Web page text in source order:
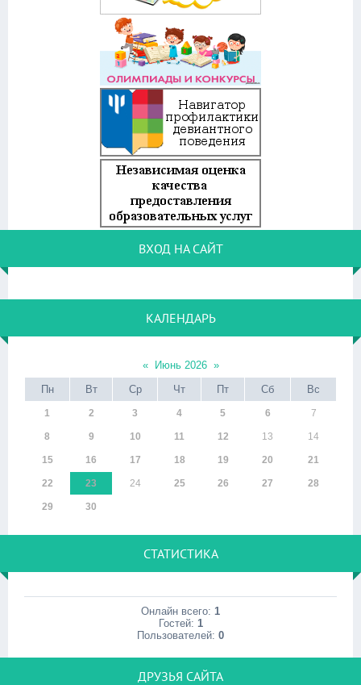
ВХОД НА САЙТ
КАЛЕНДАРЬ
« Июнь 2026 »
Пн
Вт Ср Чт Пт Сб Вс
1 2 3 4 5 6 7
8 9 10 11 12 13 14
15 16 17 18 19 20 21
22 23 24 25 26 27 28
29 30
СТАТИСТИКА
Онлайн всего: 1
Гостей: 1
Пользователей: 0
ДРУЗЬЯ САЙТА